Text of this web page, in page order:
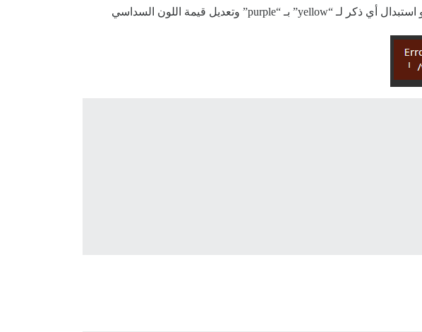
مرحباً. عند تغيير الكود من اللون الأصفر إلى اللون الأرجواني، أحصل على هذا الخطأ. كل ما فعلته هو استبدال أي ذكر لـ “yellow” بـ “purple” وتعديل قيمة اللون السداسي